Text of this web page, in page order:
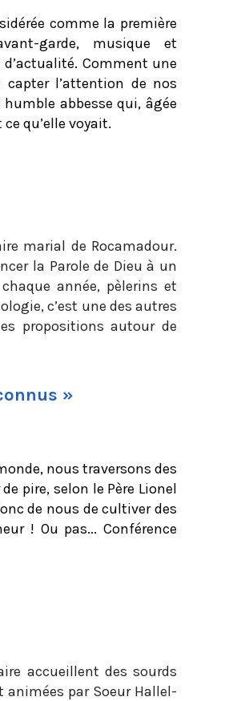
comme la première
garde, musique et
Comment une
l’attention de nos
abbesse qui, âgée
qu’elle voyait.
marial de Rocamadour.
la Parole de Dieu à un
année, pèlerins et
c’est une des autres
propositions autour de
»
nous traversons des
pire, selon le Père Lionel
de nous de cultiver des
! Ou pas... Conférence
accueillent des sourds
animées par Soeur Hallel-